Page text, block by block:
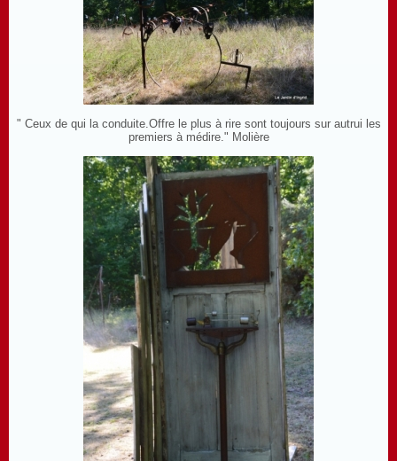
" Ceux de qui la conduite.Offre le plus à rire sont toujours sur autrui les
premiers à médire." Molière